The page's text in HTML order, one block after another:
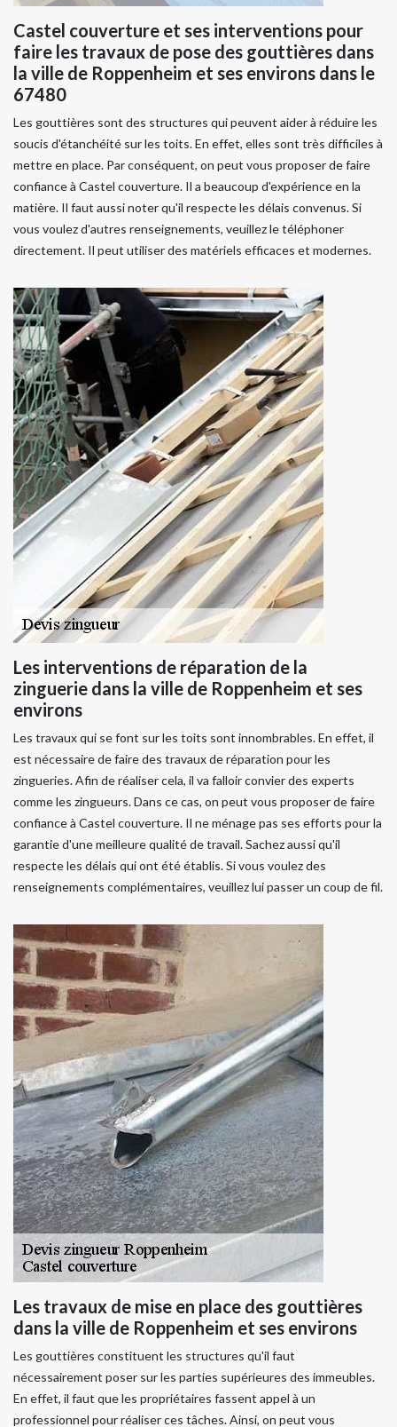
Castel couverture et ses interventions pour
faire les travaux de pose des gouttières dans
la ville de Roppenheim et ses environs dans le
67480
Les gouttières sont des structures qui peuvent aider à réduire les
soucis d'étanchéité sur les toits. En effet, elles sont très difficiles à
mettre en place. Par conséquent, on peut vous proposer de faire
confiance à Castel couverture. Il a beaucoup d'expérience en la
matière. Il faut aussi noter qu'il respecte les délais convenus. Si
vous voulez d'autres renseignements, veuillez le téléphoner
directement. Il peut utiliser des matériels efficaces et modernes.
Les interventions de réparation de la
zinguerie dans la ville de Roppenheim et ses
environs
Les travaux qui se font sur les toits sont innombrables. En effet, il
est nécessaire de faire des travaux de réparation pour les
zingueries. Afin de réaliser cela, il va falloir convier des experts
comme les zingueurs. Dans ce cas, on peut vous proposer de faire
confiance à Castel couverture. Il ne ménage pas ses efforts pour la
garantie d'une meilleure qualité de travail. Sachez aussi qu'il
respecte les délais qui ont été établis. Si vous voulez des
renseignements complémentaires, veuillez lui passer un coup de fil.
Les travaux de mise en place des gouttières
dans la ville de Roppenheim et ses environs
Les gouttières constituent les structures qu'il faut
nécessairement poser sur les parties supérieures des immeubles.
En effet, il faut que les propriétaires fassent appel à un
professionnel pour réaliser ces tâches. Ainsi, on peut vous